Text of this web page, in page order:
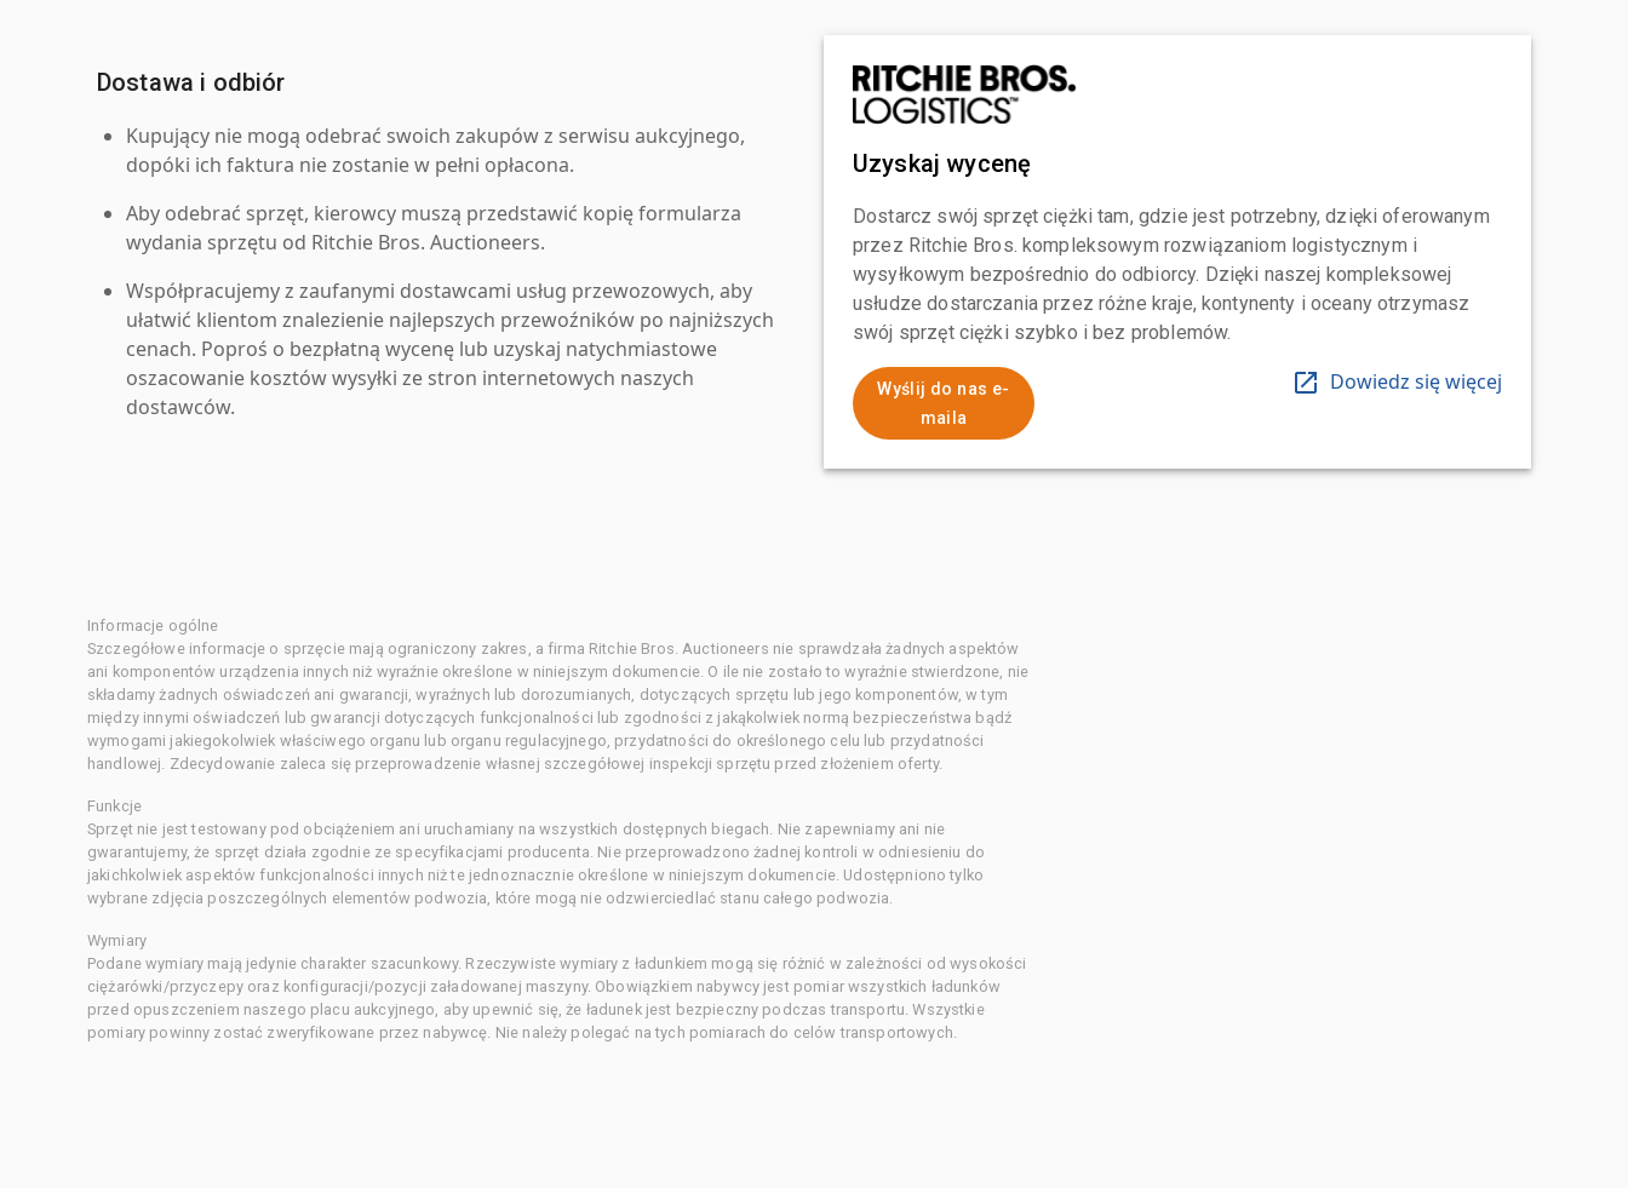
Dostawa i odbiór
Kupujący nie mogą odebrać swoich zakupów z serwisu aukcyjnego,
dopóki ich faktura nie zostanie w pełni opłacona.
Aby odebrać sprzęt, kierowcy muszą przedstawić kopię formularza
wydania sprzętu od Ritchie Bros. Auctioneers.
Współpracujemy z zaufanymi dostawcami usług przewozowych, aby
ułatwić klientom znalezienie najlepszych przewoźników po najniższych
cenach. Poproś o bezpłatną wycenę lub uzyskaj natychmiastowe
oszacowanie kosztów wysyłki ze stron internetowych naszych
dostawców.
Uzyskaj wycenę
Dostarcz swój sprzęt ciężki tam, gdzie jest potrzebny, dzięki oferowanym
przez Ritchie Bros. kompleksowym rozwiązaniom logistycznym i
wysyłkowym bezpośrednio do odbiorcy. Dzięki naszej kompleksowej
usłudze dostarczania przez różne kraje, kontynenty i oceany otrzymasz
swój sprzęt ciężki szybko i bez problemów.
Wyślij do nas e-
maila
Dowiedz się więcej
Informacje ogólne
Szczegółowe informacje o sprzęcie mają ograniczony zakres, a firma Ritchie Bros. Auctioneers nie sprawdzała żadnych aspektów
ani komponentów urządzenia innych niż wyraźnie określone w niniejszym dokumencie. O ile nie zostało to wyraźnie stwierdzone, nie
składamy żadnych oświadczeń ani gwarancji, wyraźnych lub dorozumianych, dotyczących sprzętu lub jego komponentów, w tym
między innymi oświadczeń lub gwarancji dotyczących funkcjonalności lub zgodności z jakąkolwiek normą bezpieczeństwa bądź
wymogami jakiegokolwiek właściwego organu lub organu regulacyjnego, przydatności do określonego celu lub przydatności
handlowej. Zdecydowanie zaleca się przeprowadzenie własnej szczegółowej inspekcji sprzętu przed złożeniem oferty.
Funkcje
Sprzęt nie jest testowany pod obciążeniem ani uruchamiany na wszystkich dostępnych biegach. Nie zapewniamy ani nie
gwarantujemy, że sprzęt działa zgodnie ze specyfikacjami producenta. Nie przeprowadzono żadnej kontroli w odniesieniu do
jakichkolwiek aspektów funkcjonalności innych niż te jednoznacznie określone w niniejszym dokumencie. Udostępniono tylko
wybrane zdjęcia poszczególnych elementów podwozia, które mogą nie odzwierciedlać stanu całego podwozia.
Wymiary
Podane wymiary mają jedynie charakter szacunkowy. Rzeczywiste wymiary z ładunkiem mogą się różnić w zależności od wysokości
ciężarówki/przyczepy oraz konfiguracji/pozycji załadowanej maszyny. Obowiązkiem nabywcy jest pomiar wszystkich ładunków
przed opuszczeniem naszego placu aukcyjnego, aby upewnić się, że ładunek jest bezpieczny podczas transportu. Wszystkie
pomiary powinny zostać zweryfikowane przez nabywcę. Nie należy polegać na tych pomiarach do celów transportowych.